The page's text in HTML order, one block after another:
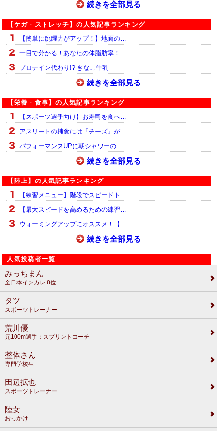
続きを全部見る
【ケガ・ストレッチ】の人気記事ランキング
【簡単に跳躍力がアップ！】地面の…
一目で分かる！あなたの体脂肪率！
プロテイン代わり!? きなこ牛乳
続きを全部見る
【栄養・食事】の人気記事ランキング
【スポーツ選手向け】お寿司を食べ…
アスリートの捕食には「チーズ」が…
パフォーマンスUPに朝シャワーの…
続きを全部見る
【陸上】の人気記事ランキング
【練習メニュー】階段でスピードト…
【最大スピードを高めるための練習…
ウォーミングアップにオススメ！【…
続きを全部見る
人気投稿者一覧
みっちまん
全日本インカレ 8位
タツ
スポーツトレーナー
荒川優
元100m選手：スプリントコーチ
整体さん
専門学校生
田辺拡也
スポーツトレーナー
陸女
おっかけ